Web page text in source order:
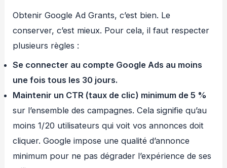
Obtenir Google Ad Grants, c’est bien. Le
conserver, c’est mieux. Pour cela, il faut respecter
plusieurs règles :
Se connecter au compte Google Ads au moins
une fois tous les 30 jours.
Maintenir un CTR (taux de clic) minimum de 5 %
sur l’ensemble des campagnes. Cela signifie qu’au
moins 1/20 utilisateurs qui voit vos annonces doit
cliquer. Google impose une qualité d’annonce
minimum pour ne pas dégrader l’expérience de ses